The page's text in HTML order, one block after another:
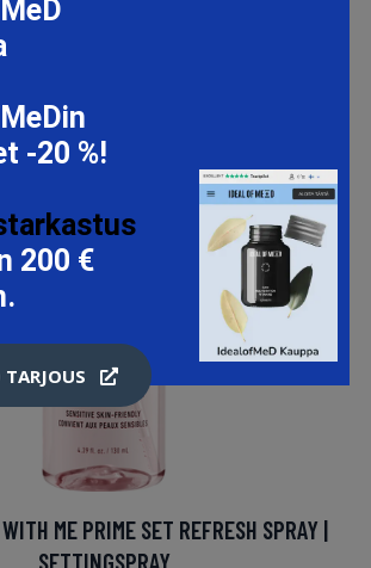
ME PRIME SET REFRESH SPRAY |
SETTINGSPRAY
-20 %!
200 €